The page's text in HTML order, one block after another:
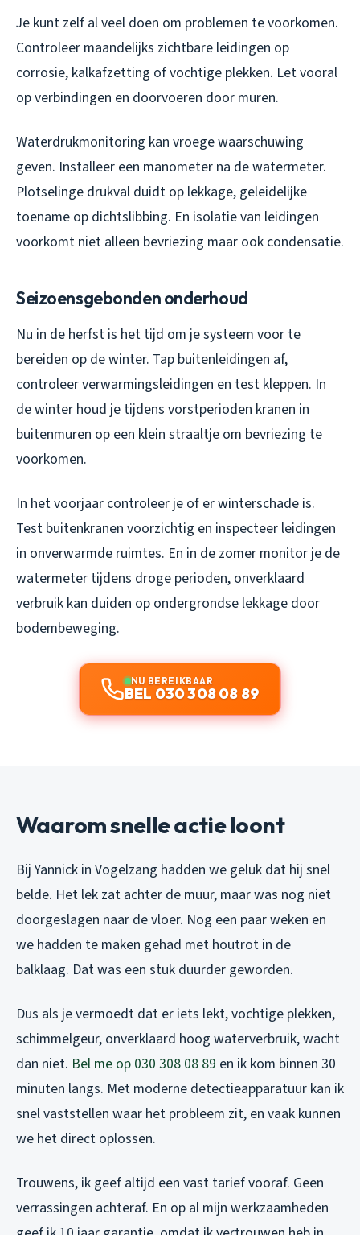
Je kunt zelf al veel doen om problemen te voorkomen.
Controleer maandelijks zichtbare leidingen op
corrosie, kalkafzetting of vochtige plekken. Let vooral
op verbindingen en doorvoeren door muren.
Waterdrukmonitoring kan vroege waarschuwing
geven. Installeer een manometer na de watermeter.
Plotselinge drukval duidt op lekkage, geleidelijke
toename op dichtslibbing. En isolatie van leidingen
voorkomt niet alleen bevriezing maar ook condensatie.
Seizoensgebonden onderhoud
Nu in de herfst is het tijd om je systeem voor te
bereiden op de winter. Tap buitenleidingen af,
controleer verwarmingsleidingen en test kleppen. In
de winter houd je tijdens vorstperioden kranen in
buitenmuren op een klein straaltje om bevriezing te
voorkomen.
In het voorjaar controleer je of er winterschade is.
Test buitenkranen voorzichtig en inspecteer leidingen
in onverwarmde ruimtes. En in de zomer monitor je de
watermeter tijdens droge perioden, onverklaard
verbruik kan duiden op ondergrondse lekkage door
bodembeweging.
NU BEREIKBAAR
BEL 030 308 08 89
Waarom snelle actie loont
Bij Yannick in Vogelzang hadden we geluk dat hij snel
belde. Het lek zat achter de muur, maar was nog niet
doorgeslagen naar de vloer. Nog een paar weken en
we hadden te maken gehad met houtrot in de
balklaag. Dat was een stuk duurder geworden.
Dus als je vermoedt dat er iets lekt, vochtige plekken,
schimmelgeur, onverklaard hoog waterverbruik, wacht
dan niet. Bel me op 030 308 08 89 en ik kom binnen 30
minuten langs. Met moderne detectieapparatuur kan ik
snel vaststellen waar het probleem zit, en vaak kunnen
we het direct oplossen.
Trouwens, ik geef altijd een vast tarief vooraf. Geen
verrassingen achteraf. En op al mijn werkzaamheden